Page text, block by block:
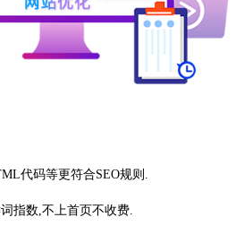
代码等更符合SEO规则.
指数,不上首页不收费.